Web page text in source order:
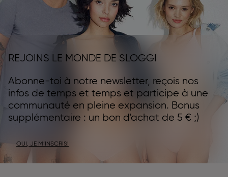
REJOINS LE MONDE DE SLOGGI
Abonne-toi à notre newsletter, reçois nos
infos de temps et temps et participe à une
communauté en pleine expansion. Bonus
supplémentaire : un bon d'achat de 5 € ;)
OUI, JE M’INSCRIS!